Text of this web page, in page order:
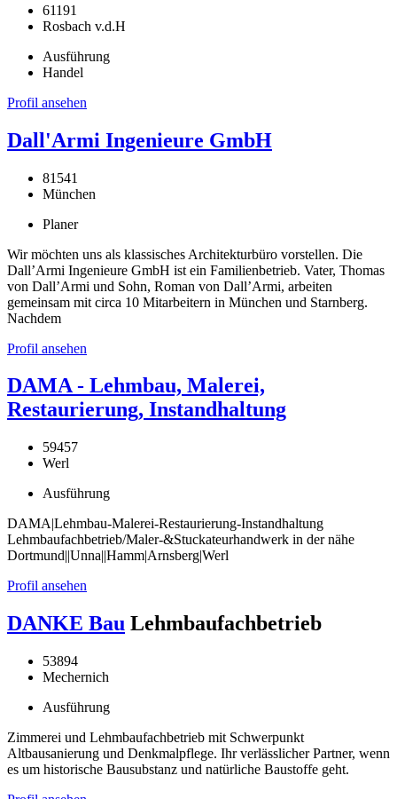
61191
Rosbach v.d.H
Ausführung
Handel
Profil ansehen
Dall'Armi Ingenieure GmbH
81541
München
Planer
Wir möchten uns als klassisches Architekturbüro vorstellen. Die
Dall’Armi Ingenieure GmbH ist ein Familienbetrieb. Vater, Thomas
von Dall’Armi und Sohn, Roman von Dall’Armi, arbeiten
gemeinsam mit circa 10 Mitarbeitern in München und Starnberg.
Nachdem
Profil ansehen
DAMA - Lehmbau, Malerei,
Restaurierung, Instandhaltung
59457
Werl
Ausführung
DAMA|Lehmbau-Malerei-Restaurierung-Instandhaltung
Lehmbaufachbetrieb/Maler-&Stuckateurhandwerk in der nähe
Dortmund||Unna||Hamm|Arnsberg|Werl
Profil ansehen
DANKE Bau Lehmbaufachbetrieb
53894
Mechernich
Ausführung
Zimmerei und Lehmbaufachbetrieb mit Schwerpunkt
Altbausanierung und Denkmalpflege. Ihr verlässlicher Partner, wenn
es um historische Bausubstanz und natürliche Baustoffe geht.